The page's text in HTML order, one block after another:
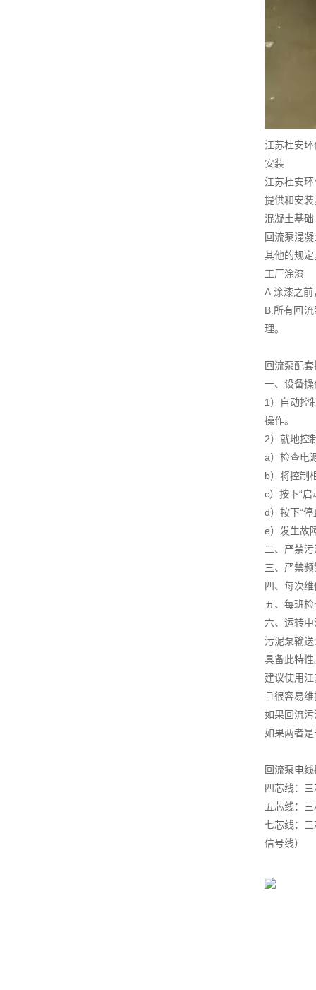
江苏杜安
安装
江苏杜安
提供和安
混凝土基础
回流泵混
其他的规
工厂涂漆
A.涂漆之
B.所有回
理。
回流泵配
一、设备操
1）自动控
操作。
2）就地控
a）检查电
b）将控制
c）按下“
d）按下“
e）发生故
二、严禁
三、严禁
四、每次
五、每班
六、运转
污泥泵输
具备此特性
建议使用
且很容易
如果回流
如果两者
回流泵电
四芯线：
五芯线：
七芯线：
信号线）